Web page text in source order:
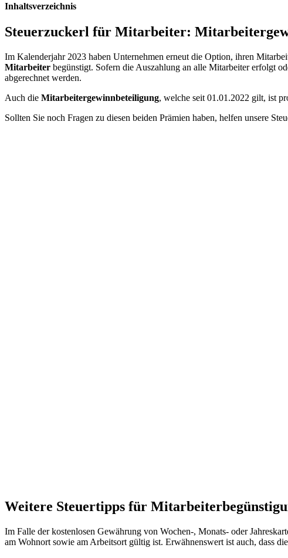
Inhaltsverzeichnis
Steuerzuckerl für Mitarbeiter:
Im Kalenderjahr 2023 haben Unternehmen erneut die Option, ihren
Mitarbeiter begünstigt. Sofern die Auszahlung an alle Mitarbeiter erfolgt
abgerechnet werden.
Auch die Mitarbeitergewinnbeteiligung, welche seit 01.01.2022 gilt, ist
Sollten Sie noch Fragen zu diesen beiden Prämien haben, helfen unsere
Weitere Steuertipps für
Im Falle der kostenlosen Gewährung von Wochen-, Monats- oder
am Wohnort sowie am Arbeitsort gültig ist. Erwähnenswert ist auch, dass